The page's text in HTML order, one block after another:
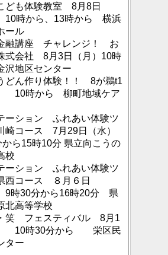
ども体験教室 8月8日
10時から、13時から 横浜
ール
融講座 チャレンジ！ お
式会社 8月3日（月）10時
地区センター
どん作り体験！！ 8が鵜t1
10時から 柳町地域ケア
ーション ふれあい体験ツ
崎コース 7月29日（水）
ら15時10分 県立向こうの
校
ーション ふれあい体験ツ
コース ８月６日
9時30分から16時20分 県
北高等学校
笑 フェスティバル 8月1
10時30分から 栄区民
ター